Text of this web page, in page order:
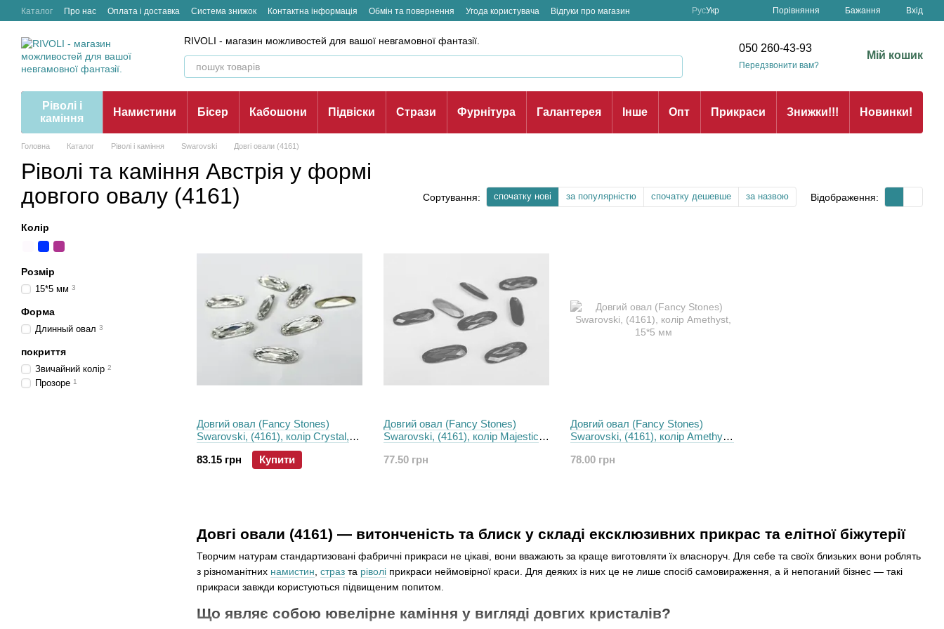
Перейти до основного контенту
Каталог Про нас Оплата і доставка Система знижок Контактна інформація Обмін та повернення Угода користувача Відгуки про магазин РусУкр Порівняння Бажання Вхід
RIVOLI - магазин можливостей для вашої невгамовної фантазії.
050 260-43-93
Передзвонити вам?
Мій кошик
Ріволі і
каміння
Намистини Бісер Кабошони Підвіски Стрази Фурнітура Галантерея Інше Опт Прикраси Знижки!!! Новинки!
Головна Каталог Ріволі і каміння Swarovski Довгі овали (4161)
Ріволі та каміння Австрія у формі
довгого овалу (4161)
Сортування: спочатку нові за популярністю спочатку дешевше за назвою Відображення:
Довгі овали (4161) — витонченість та блиск у складі ексклюзивних прикрас та елітної біжутерії
Творчим натурам стандартизовані фабричні прикраси не цікаві, вони вважають за краще виготовляти їх власноруч. Для себе та своїх близьких вони роблять
з різноманітних намистин страз та ріволі прикраси неймовірної краси. Для деяких із них це не лише спосіб самовираження, а й непоганий бізнес — такі
прикраси завжди користуються підвищеним попитом.
Що являє собою ювелірне каміння у вигляді довгих кристалів?
Довгий овал (Fancy Stones)
Swarovski, (4161), колір Crystal,
83.15 грн
Купити
Довгий овал (Fancy Stones)
Swarovski, (4161), колір Majestic
77.50 грн
Довгий овал (Fancy Stones)
Swarovski, (4161), колір Amethyst,
78.00 грн
Колір
Розмір
15*5 мм 3
Форма
Длинный овал 3
покриття
Звичайний колір 2
Прозоре 1